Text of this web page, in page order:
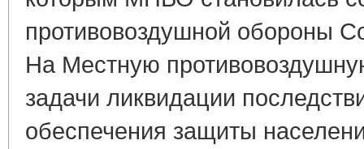
противовоздушной обороны
На Местную
задачи ликвидации
обеспечения защиты